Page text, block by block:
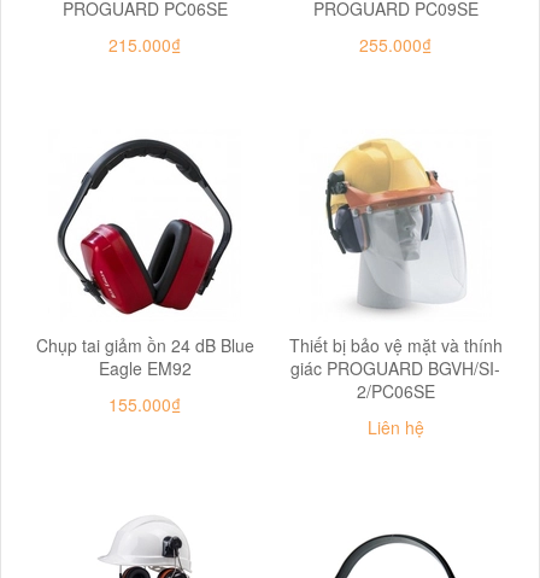
PROGUARD PC06SE
215.000₫
PROGUARD PC09SE
255.000₫
Chụp tai giảm ồn 24 dB Blue
Eagle EM92
155.000₫
Thiết bị bảo vệ mặt và thính
giác PROGUARD BGVH/SI-
2/PC06SE
Liên hệ